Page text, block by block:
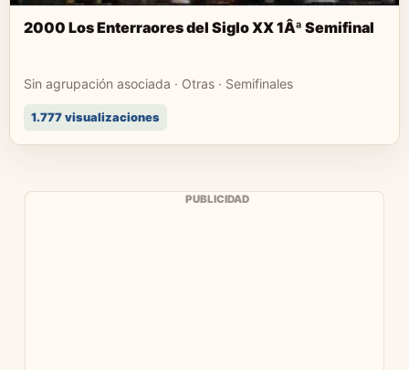
2000 Los Enterraores del Siglo XX 1Âª Semifinal
Sin agrupación asociada · Otras · Semifinales
1.777 visualizaciones
PUBLICIDAD